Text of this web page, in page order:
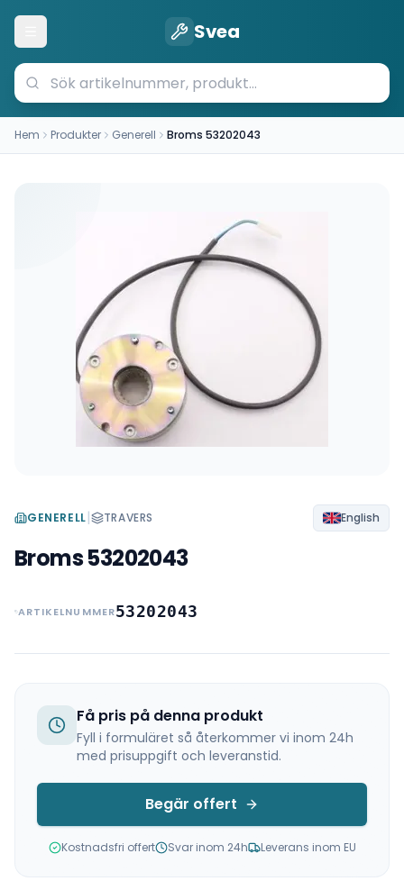
Öppna meny Svea
Hem Produkter Generell Broms 53202043
GENERELL| TRAVERS English
Broms 53202043
ARTIKELNUMMER53202043
Få pris på denna produkt
Fyll i formuläret så återkommer vi inom 24h
med prisuppgift och leveranstid.
Begär offert
Kostnadsfri offert Svar inom 24h Leverans inom EU